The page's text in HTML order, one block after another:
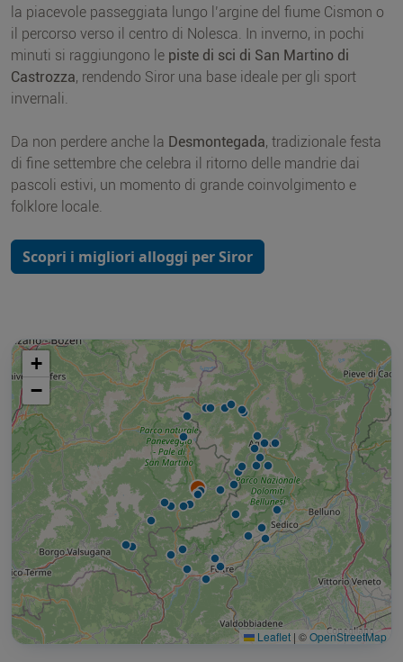
la piacevole passeggiata lungo l’argine del fiume Cismon o
il percorso verso il centro di Nolesca. In inverno, in pochi
minuti si raggiungono le piste di sci di San Martino di
Castrozza, rendendo Siror una base ideale per gli sport
invernali.
Da non perdere anche la Desmontegada, tradizionale festa
di fine settembre che celebra il ritorno delle mandrie dai
pascoli estivi, un momento di grande coinvolgimento e
folklore locale.
Scopri i migliori alloggi per Siror
+
−
Leaflet | ©OpenStreetMap